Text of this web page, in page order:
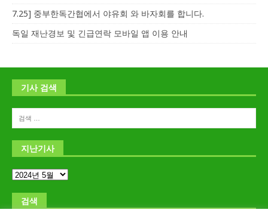
7.25] 중부한독간협에서 야유회 와 바자회를 합니다.
독일 재난경보 및 긴급연락 모바일 앱 이용 안내
기사 검색
지난기사
검색